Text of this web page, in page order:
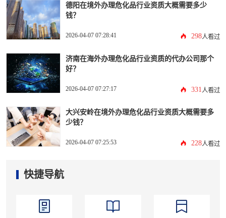
德阳在境外办理危化品行业资质大概需要多少
钱？
2026-04-07 07:28:41 298人看过
济南在海外办理危化品行业资质的代办公司那个
好？
2026-04-07 07:27:17 331 人看过
大兴安岭在境外办理危化品行业资质大概需要多
少钱？
2026-04-07 07:25:53 228人看过
快捷导航